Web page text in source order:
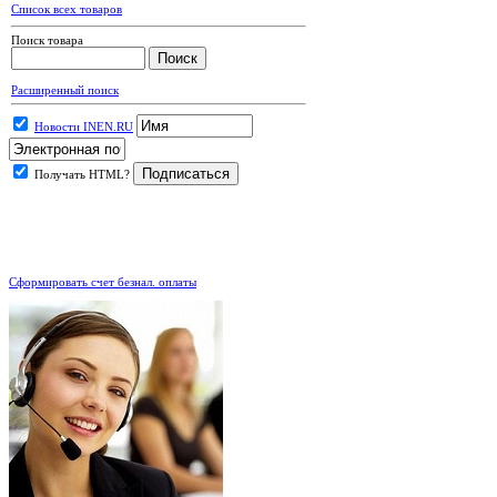
Список всех товаров
Поиск товара
Расширенный поиск
Новости INEN.RU
Получать HTML?
Сформировать счет безнал. оплаты